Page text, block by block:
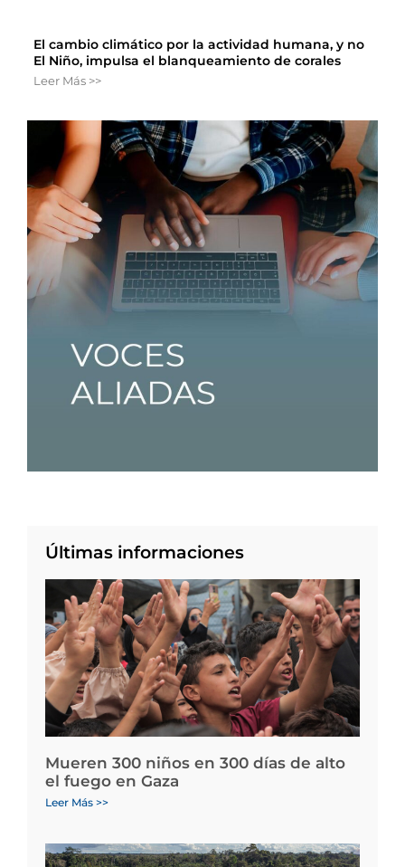
El cambio climático por la actividad humana, y no
El Niño, impulsa el blanqueamiento de corales
Leer Más >>
Últimas informaciones
Mueren 300 niños en 300 días de alto
el fuego en Gaza
Leer Más >>